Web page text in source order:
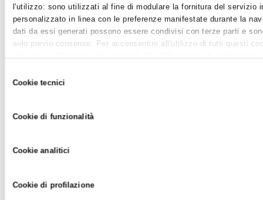
l'utilizzo: sono utilizzati al fine di modulare la fornitura del servizio
personalizzato in linea con le preferenze manifestate durante la
dati da essi generati possono essere condivisi con terze parti e
solo previo consenso. Per acconsentire all'utilizzo di tutti questi
tecnici" comporta il permanere delle impostazioni di default e
leggere laCookie policy.
delCookie tecnici
Cookie di funzionalità
Cookie analitici
Cookie di profilazione
Si conclude, con il primo week end di settembre, l'edizione 2012
del Servizio di Emergenza Estivo per automobilisti 'Estate
Sicura'. Sono già oltre 150 gli interventi richiesti alle officine che
hanno svolto i propri turni dall'inizio di giugno, interventi che nel
90% dei casi hanno permes...